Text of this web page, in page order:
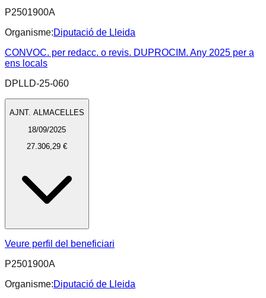
P2501900A
Organisme:Diputació de Lleida
CONVOC. per redacc. o revis. DUPROCIM. Any 2025 per a
ens locals
DPLLD-25-060
AJNT. ALMACELLES
18/09/2025
27.306,29 €
Veure perfil del beneficiari
P2501900A
Organisme:Diputació de Lleida